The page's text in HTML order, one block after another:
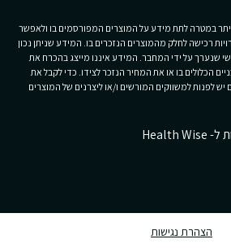
במטרה לתת מידע על המוצרים המפורסמים בו ולאפשר
רכישה לחלק מהמוצרים הנזכרים בו. המידע שניתן נכון
שנערך על ידי המחבר. המידע איננו מייצג בהכרח את
הכלולים בו או את המחיר הנזכר לצידו. כדי לקבל את
יש לפנות למשווקים המורשים ו/או ליצרנים של המוצרים
הצהרת נגישות